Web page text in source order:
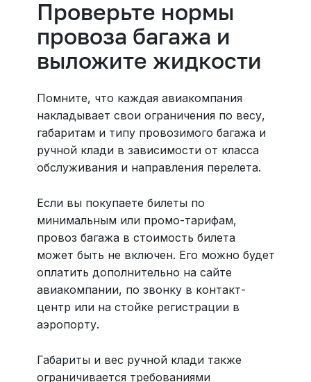
Проверьте нормы
провоза багажа и
выложите жидкости
Помните, что каждая авиакомпания
накладывает свои ограничения по весу,
габаритам и типу провозимого багажа и
ручной клади в зависимости от класса
обслуживания и направления перелета.
Если вы покупаете билеты по
минимальным или промо-тарифам,
провоз багажа в стоимость билета
может быть не включен. Его можно будет
оплатить дополнительно на сайте
авиакомпании, по звонку в контакт-
центр или на стойке регистрации в
аэропорту.
Габариты и вес ручной клади также
ограничивается требованиями